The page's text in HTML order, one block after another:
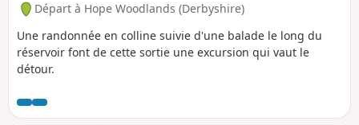
Départ à Hope Woodlands (Derbyshire)
Une randonnée en colline suivie d'une balade le long du
réservoir font de cette sortie une excursion qui vaut le
détour.